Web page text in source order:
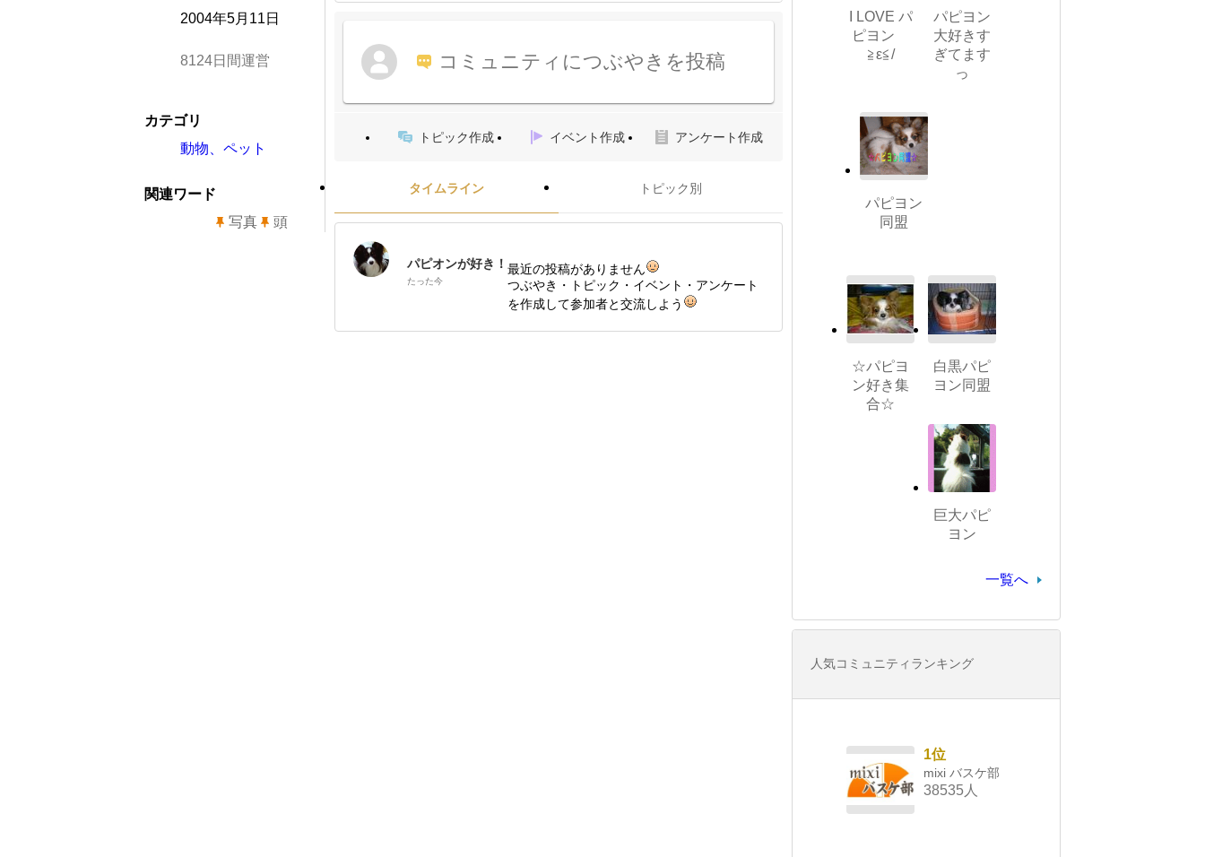
コミュニティにつぶやきを投稿
トピック作成 イベント作成 アンケート作成
タイムライン トピック別
パピオンが好き！
たった今
最近の投稿がありません
つぶやき・トピック・イベント・アンケート
を作成して参加者と交流しよう
2004年5月11日
8124日間運営
カテゴリ
動物、ペット
関連ワード
写真
頭
I LOVE パ
ピヨン
≧ε≦/
パピヨン
大好きす
ぎてます
っ
パピヨン
同盟
☆パピヨ
ン好き集
合☆
白黒パピ
ヨン同盟
巨大パピ
ヨン
一覧へ
人気コミュニティランキング
1位
mixi バスケ部
38535人